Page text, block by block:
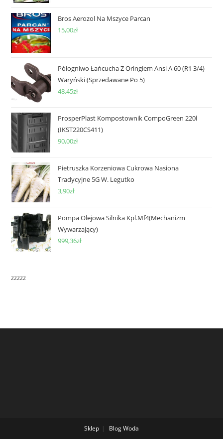
Bros Aerozol Na Mszyce Parcan
15,00zł
Półogniwo Łańcucha Z Oringiem Ansi A 60 (R1 3/4)
Waryński (Sprzedawane Po 5)
48,45zł
ProsperPlast Kompostownik CompoGreen 220l
(IKST220CS411)
90,00zł
Pietruszka Korzeniowa Cukrowa Nasiona
Tradycyjne 5G W. Legutko
3,90zł
Pompa Olejowa Silnika Kpl.Mf4(Mechanizm
Wywarzający)
999,36zł
zzzzz
Sklep BlogWoda